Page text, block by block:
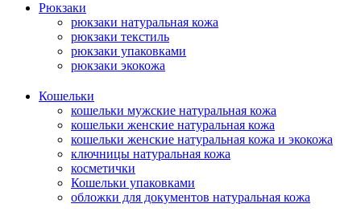
Рюкзаки
рюкзаки натуральная кожа
рюкзаки текстиль
рюкзаки упаковками
рюкзаки экокожа
Кошельки
кошельки мужские натуральная кожа
кошельки женские натуральная кожа
кошельки женские натуральная кожа и экокожа
ключницы натуральная кожа
косметички
Кошельки упаковками
обложки для документов натуральная кожа